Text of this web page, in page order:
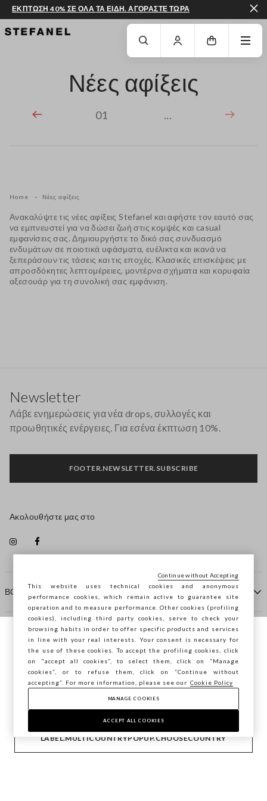
ΜΕΤΆΒΑΣΗ ΣΤΟ ΚΎΡΙΟ ΠΕΡΙΕΧΌΜΕΝΟΚΑΤΕΒΕΊΤΕ ΣΤΟ ΚΆΤΩ ΜΈΡΟΣ
ΕΚΠΤΩΣΗ 40% ΣΕ ΟΛΑ ΤΑ ΕΙΔΗ. ΑΓΟΡΑΣΤΕ ΤΩΡΑ
Νέες αφίξεις
01 ...
Home Νέες αφίξεις
Ανακαλύψτε τις νέες αφίξεις Stefanel και αφήστε τον εαυτό σας
να εμπνευστεί για να δώσει ζωή στις κομψές και casual
εμφανίσεις σας. Δημιουργήστε το δικό σας συνδυασμό
ενδυμάτων σε ποιοτικά υφάσματα, ευέλικτα και ικανά να
ξεπεράσουν τις τάσεις και τις εποχές. Κλασικές επισκέψεις με
απροσδόκητες λεπτομέρειες, μοντέρνα σχήματα και κορυφαία
αξεσουάρ για τη συνολική σας εμφάνιση.
ΒΟΗΘΕΙΑ
ΠΡΑΚΤΟΡΕΙΟ
ΕΠΙΚΟΙΝΩΝΗΣΤΕ ΜΑΖΙ ΜΑΣ
Newsletter
Λάβε ενημερώσεις για νέα drops, συλλογές και
προωθητικές ενέργειες. Για εσένα έκπτωση 10%.
FOOTER.NEWSLETTER.SUBSCRIBE
Ακολουθήστε μας στο
Copyright © Ovs S.p.A. ΑΦΜ: 04240010274 - Εταιρικό
κεφάλαιο 290.923.470 -
Περιηγείστε στο STEFANEL Ελλάδας, θέλετε
να αποθηκεύσετε την τοποθεσία σας;
ΕΠΙΒΕΒΑΊΩΣΗ
LABEL.MULTICOUNTRYPOPUP.CHOOSECOUNTRY
footer.item.country Ελλάδα
This website uses technical cookies and anonymous
performance cookies, which remain active to guarantee site
operation and to measure performance. Other cookies (profiling
cookies), including third party cookies, serve to check your
browsing habits in order to offer specific products and services
in line with your real interests. Your consent is necessary for
the use of these cookies. To accept the profiling cookies, click
on "accept all cookies”, to select them, click on “Manage
cookies”, or to refuse them, click on “Continue without
accepting”. For more information, please see our Cookie Policy
MANAGE COOKIES
ACCEPT ALL COOKIES
Continue without Accepting